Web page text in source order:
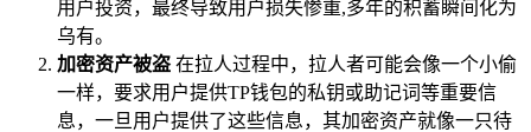
用户投资，最终导致用户损失惨重,多年的积蓄瞬间化为
乌有。
加密资产被盗 在拉人过程中，拉人者可能会像一个小偷
一样，要求用户提供TP钱包的私钥或助记词等重要信
息，一旦用户提供了这些信息，其加密资产就像一只待